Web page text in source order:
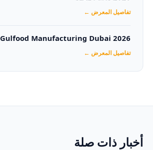
تفاصيل المعرض ←
Gulfood Manufacturing Dubai 2026‏
تفاصيل المعرض ←
أخبار ذات صلة